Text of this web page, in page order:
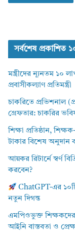
সর্বশেষ প্রকাশিত
মন্ত্রীদের ন্যূনতম ১০
প্রবাসীকল্যাণ প্রতিমন্ত্রী
চাকরিতে প্রভিশনাল
গ্রেফতার: চাকরির
শিক্ষা প্রতিষ্ঠান,
টাকার বিশেষ অনুদান
আয়কর রিটার্নে স্বর্ণ
করবেন?
ChatGPT-এর
নতুন দিগন্ত
এমপিওভুক্ত শিক্ষকদের
আইনি বাস্তবতা ও